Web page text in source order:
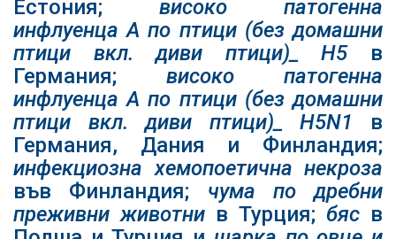
Естония; високо патогенна
инфлуенца А по птици (без домашни
птици вкл. диви птици)_ H5в
Германия; високо патогенна
инфлуенца А по птици (без домашни
птици вкл. диви птици)_ H5N1 в
Германия, Дания и Финландия;
инфекциозна хемопоетична некроза
във Финландия; чума по дребни
преживни животни в Турция; бяс в